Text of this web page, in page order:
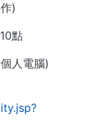
)
點
人電腦)